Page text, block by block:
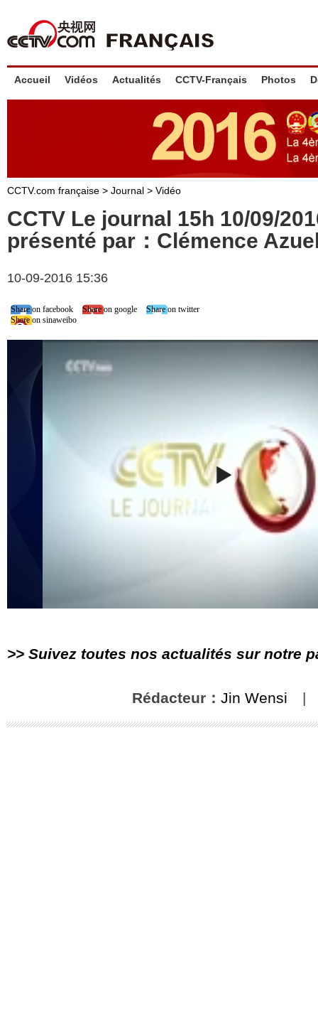
Accueil Vidéos Actualités CCTV-Français Photos
CCTV.com française > Journal > Vidéo
CCTV Le journal 15h 10/09/
présenté par：Clémence
10-09-2016 15:36
Share on facebook Share on google
Share on twitter
Share on sinaweibo
>> Suivez toutes nos actualités sur notre
Rédacteur： Jin Wensi